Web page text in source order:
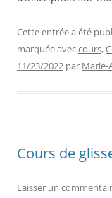
Cette entrée a été
marquée aveccours,
11/23/2022 par Marie-
Cours de
Laisser un